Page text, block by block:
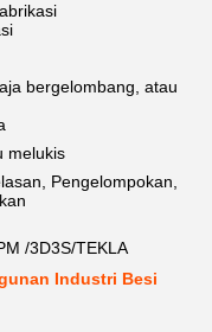
bergelombang, atau
melukis
Pengelompokan,
/3D3S/TEKLA
Industri Besi